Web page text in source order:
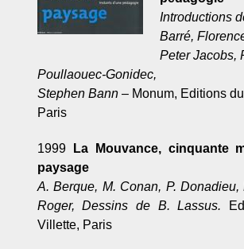
Introductions
Barré,
Peter Jacobs,
Poullaouec-Gonidec,
Stephen Bann– Monum, Editions
Paris
1999
La Mouvance, cinquante
paysage
A. Berque, M. Conan, P. Donadieu,
Roger, Dessins de B. Lassus.
Villette, Paris